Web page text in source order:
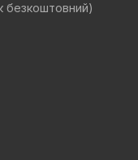
безкоштовний)